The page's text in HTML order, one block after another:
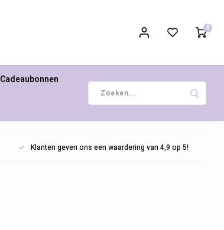
0
Cadeaubonnen
Klanten geven ons een waardering van 4,9 op 5!